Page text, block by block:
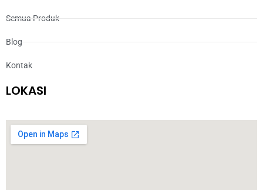
Semua Produk
Blog
Kontak
LOKASI